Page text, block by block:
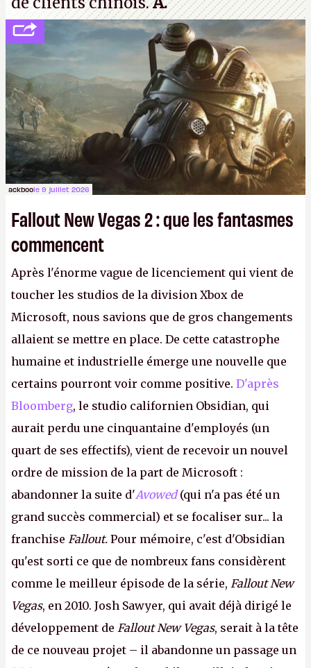
ackboole 9 juillet 2026
Fallout New Vegas 2 : que les fantasmes
commencent
Après l'énorme vague de licenciement qui vient de
toucher les studios de la division Xbox de
Microsoft, nous savions que de gros changements
allaient se mettre en place. De cette catastrophe
humaine et industrielle émerge une nouvelle que
certains pourront voir comme positive. D'après
Bloomberg, le studio californien Obsidian, qui
aurait perdu une cinquantaine d'employés (un
quart de ses effectifs), vient de recevoir un nouvel
ordre de mission de la part de Microsoft :
abandonner la suite d'Avowed(qui n'a pas été un
grand succès commercial) et se focaliser sur... la
franchise Fallout. Pour mémoire, c'est d'Obsidian
qu'est sorti ce que de nombreux fans considèrent
comme le meilleur épisode de la série, Fallout New
Vegas, en 2010. Josh Sawyer, qui avait déjà dirigé le
développement de Fallout New Vegas, serait à la tête
de ce nouveau projet – il abandonne un passage un